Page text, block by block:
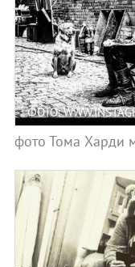
ФОТО:
фото Тома Харди